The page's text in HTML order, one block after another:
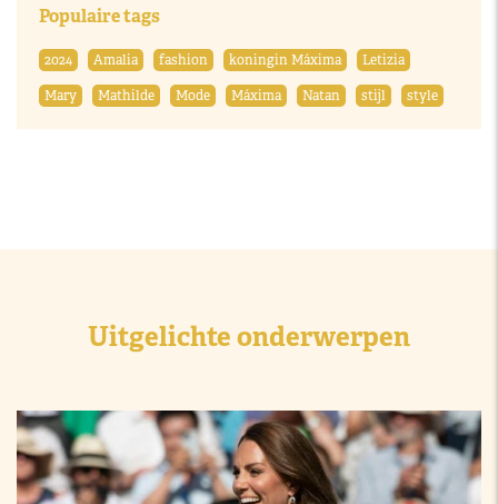
Populaire tags
2024 Amalia fashion koningin Máxima
Letizia
Mary
Mathilde Mode Máxima Natan stijl style
Uitgelichte onderwerpen